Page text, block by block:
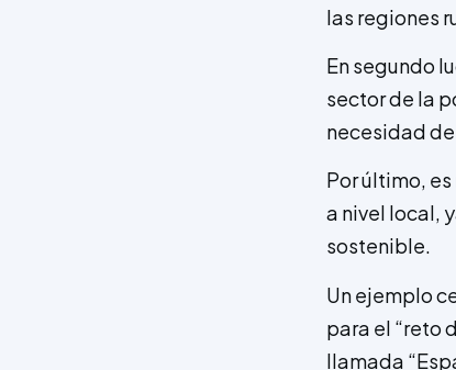
las regiones
En segundo
sector de la
necesidad
Por último,
a nivel local,
sostenible.
Un ejemplo
para el “reto
llamada